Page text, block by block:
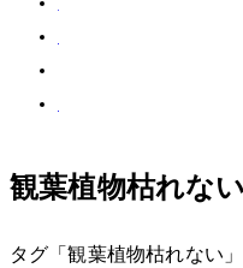
観葉植物 枯れない
タグ「観葉植物 枯れない